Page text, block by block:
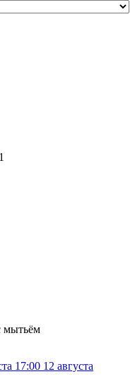
мытьём
17:00 12 августа